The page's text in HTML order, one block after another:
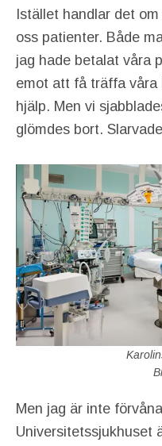
Istället handlar det
oss patienter. Både
jag hade betalat våra
emot att få träffa våra
hjälp. Men vi
glömdes bort.
Men jag är inte
Universitetssjukhuset